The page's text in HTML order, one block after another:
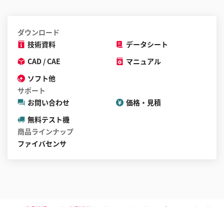
ダウンロード
技術資料
データシート
CAD / CAE
マニュアル
ソフト他
サポート
お問い合わせ
価格・見積
無料テスト機
商品ラインナップ
ファイバセンサ